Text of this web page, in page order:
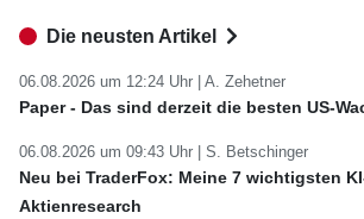
Die neusten Artikel
06.08.2026 um 12:24 Uhr | A. Zehetner
Paper - Das sind derzeit die besten US-
06.08.2026 um 09:43 Uhr | S. Betschinger
Neu bei TraderFox: Meine 7 wichtigsten
Aktienresearch